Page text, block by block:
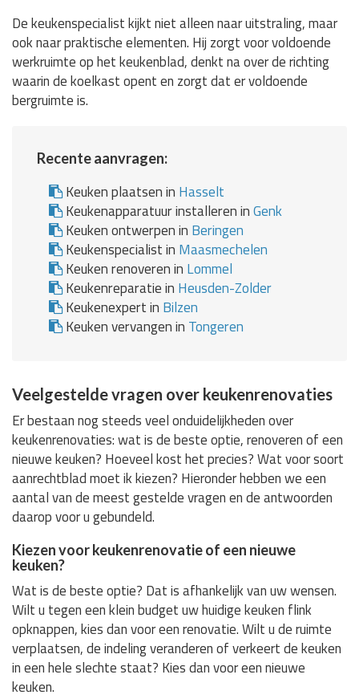
De keukenspecialist kijkt niet alleen naar uitstraling, maar
ook naar praktische elementen. Hij zorgt voor voldoende
werkruimte op het keukenblad, denkt na over de richting
waarin de koelkast opent en zorgt dat er voldoende
bergruimte is.
Recente aanvragen:
Keuken plaatsen in Hasselt
Keukenapparatuur installeren inGenk
Keuken ontwerpen in Beringen
Keukenspecialist in Maasmechelen
Keuken renoveren in Lommel
Keukenreparatie in Heusden-Zolder
Keukenexpert in Bilzen
Keuken vervangen in Tongeren
Veelgestelde vragen over keukenrenovaties
Er bestaan nog steeds veel onduidelijkheden over
keukenrenovaties: wat is de beste optie, renoveren of een
nieuwe keuken? Hoeveel kost het precies? Wat voor soort
aanrechtblad moet ik kiezen? Hieronder hebben we een
aantal van de meest gestelde vragen en de antwoorden
daarop voor u gebundeld.
Kiezen voor keukenrenovatie of een nieuwe
keuken?
Wat is de beste optie? Dat is afhankelijk van uw wensen.
Wilt u tegen een klein budget uw huidige keuken flink
opknappen, kies dan voor een renovatie. Wilt u de ruimte
verplaatsen, de indeling veranderen of verkeert de keuken
in een hele slechte staat? Kies dan voor een nieuwe
keuken.